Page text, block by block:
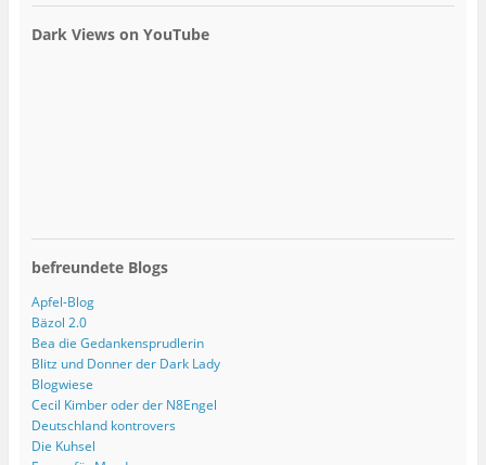
Dark Views on YouTube
befreundete Blogs
Apfel-Blog
Bäzol 2.0
Bea die Gedankensprudlerin
Blitz und Donner der Dark Lady
Blogwiese
Cecil Kimber oder der N8Engel
Deutschland kontrovers
Die Kuhsel